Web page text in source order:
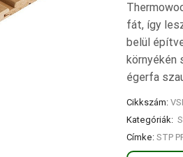
fát, így
belül
környékén
égerfa
Cikkszám:
Kategóriák:
Címke: STP